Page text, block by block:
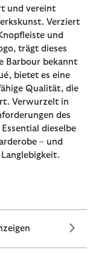
und vereint
Verziert
und
trägt dieses
Barbour bekannt
bietet es eine
Qualität, die
Verwurzelt in
des
dieselbe
– und